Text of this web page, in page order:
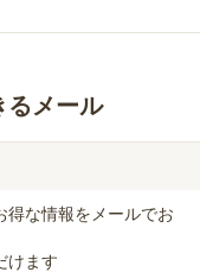
るメール
得な情報をメールでお
けます